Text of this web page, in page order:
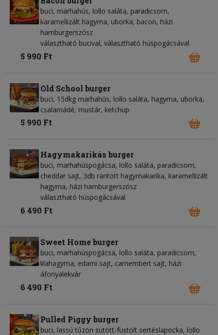
buci, marhahús, lollo saláta, paradicsom,
karamellizált hagyma, uborka, bacon, házi
hamburgerszósz
választható bucival, választható húspogácsával
5 990 Ft
Old School burger
buci, 15dkg marhahús, lollo saláta, hagyma, uborka,
csalamádé, mustár, ketchup
5 990 Ft
Hagymakarikás burger
buci, marhahúspogácsa, lollo saláta, paradicsom,
cheddar sajt, 3db rántott hagymakarika, karamellizált
hagyma, házi hamburgerszósz
választható húspogácsával
6 490 Ft
Sweet Home burger
buci, marhahúspogácsa, lollo saláta, paradicsom,
lilahagyma, edami sajt, camembert sajt, házi
áfonyalekvár
6 490 Ft
Pulled Piggy burger
buci, lassú tűzön sütött-füstölt sertéslapocka, lollo